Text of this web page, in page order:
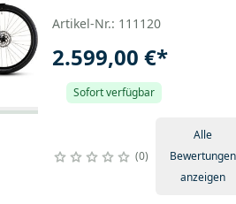
Artikel-Nr.: 111120
2.599,00 €*
Sofort verfügbar
0
Alle
Bewertungen
anzeigen